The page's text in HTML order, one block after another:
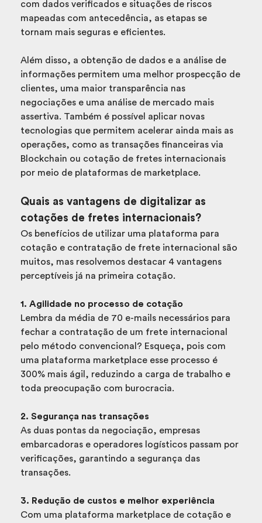
com dados verificados e situações de riscos
mapeadas com antecedência, as etapas se
tornam mais seguras e eficientes.
Além disso, a obtenção de dados e a análise de
informações permitem uma melhor prospecção de
clientes, uma maior transparência nas
negociações e uma análise de mercado mais
assertiva. Também é possível aplicar novas
tecnologias que permitem acelerar ainda mais as
operações, como as transações financeiras via
Blockchain ou cotação de fretes internacionais
por meio de plataformas de marketplace.
Quais as vantagens de digitalizar as
cotações de fretes internacionais?
Os benefícios de utilizar uma plataforma para
cotação e contratação de frete internacional são
muitos, mas resolvemos destacar 4 vantagens
perceptíveis já na primeira cotação.
1. Agilidade no processo de cotação
Lembra da média de 70 e-mails necessários para
fechar a contratação de um frete internacional
pelo método convencional? Esqueça, pois com
uma plataforma marketplace esse processo é
300% mais ágil, reduzindo a carga de trabalho e
toda preocupação com burocracia.
2. Segurança nas transações
As duas pontas da negociação, empresas
embarcadoras e operadores logísticos passam por
verificações, garantindo a segurança das
transações.
3. Redução de custos e melhor experiência
Com uma plataforma marketplace de cotação e